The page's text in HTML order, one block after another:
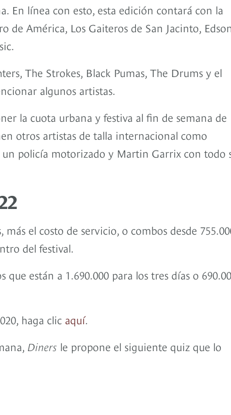
En línea con esto, esta edición contará con la
América, Los Gaiteros de San Jacinto,
The Strokes, Black Pumas, The Drums y el
algunos artistas.
la cuota urbana y festiva al fin de semana de
otros artistas de talla internacional como
un policía motorizado y Martin Garrix con todo
el costo de servicio, o combos desde
del festival.
están a 1.690.000 para los tres días o
haga clic aquí.
Diners le propone el siguiente quiz que lo